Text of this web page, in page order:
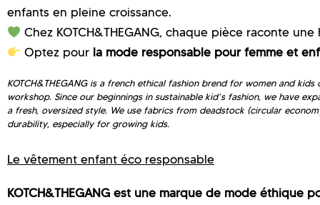
enfants en pleine croissance.
Chez KOTCH&THEGANG, chaque pièce raconte
Optez pour la mode responsable pour femme et
KOTCH&THEGANG is a french ethical fashion brend for women and
workshop. Since our beginnings in sustainable kid’s fashion, we have
a fresh, oversized style. We use fabrics from deadstock (circular
durability, especially for growing kids.
Le vêtement enfant éco responsable
KOTCH&THEGANG est une marque de mode éthique